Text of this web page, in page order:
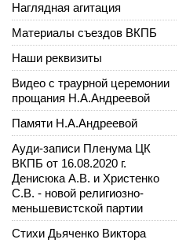
Наглядная агитация
Материалы съездов ВКПБ
Наши реквизиты
Видео с траурной церемонии
прощания Н.А.Андреевой
Памяти Н.А.Андреевой
Ауди-записи Пленума ЦК
ВКПБ от 16.08.2020 г.
Денисюка А.В. и Христенко
С.В. - новой религиозно-
меньшевистской партии
Стихи Дьяченко Виктора